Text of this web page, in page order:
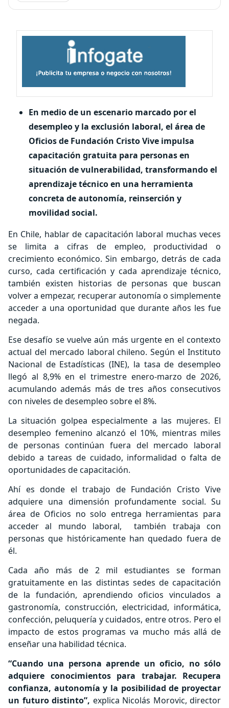
En medio de un escenario marcado por el
desempleo y la exclusión laboral, el área de
Oficios de Fundación Cristo Vive impulsa
capacitación gratuita para personas en
situación de vulnerabilidad, transformando el
aprendizaje técnico en una herramienta
concreta de autonomía, reinserción y
movilidad social.
En Chile, hablar de capacitación laboral muchas veces
se limita a cifras de empleo, productividad o
crecimiento económico. Sin embargo, detrás de cada
curso, cada certificación y cada aprendizaje técnico,
también existen historias de personas que buscan
volver a empezar, recuperar autonomía o simplemente
acceder a una oportunidad que durante años les fue
negada.
Ese desafío se vuelve aún más urgente en el contexto
actual del mercado laboral chileno. Según el Instituto
Nacional de Estadísticas (INE), la tasa de desempleo
llegó al 8,9% en el trimestre enero-marzo de 2026,
acumulando además más de tres años consecutivos
con niveles de desempleo sobre el 8%.
La situación golpea especialmente a las mujeres. El
desempleo femenino alcanzó el 10%, mientras miles
de personas continúan fuera del mercado laboral
debido a tareas de cuidado, informalidad o falta de
oportunidades de capacitación.
Ahí es donde el trabajo de Fundación Cristo Vive
adquiere una dimensión profundamente social. Su
área de Oficios no solo entrega herramientas para
acceder al mundo laboral,
también trabaja con
personas que históricamente han quedado fuera de
él.
Cada año más de 2 mil estudiantes se forman
gratuitamente en las distintas sedes de capacitación
de la fundación, aprendiendo oficios vinculados a
gastronomía, construcción, electricidad, informática,
confección, peluquería y cuidados, entre otros. Pero el
impacto de estos programas va mucho más allá de
enseñar una habilidad técnica.
“Cuando una persona aprende un oficio, no sólo
adquiere conocimientos para trabajar. Recupera
confianza, autonomía y la posibilidad de proyectar
un futuro distinto”, explica Nicolás Morovic, director